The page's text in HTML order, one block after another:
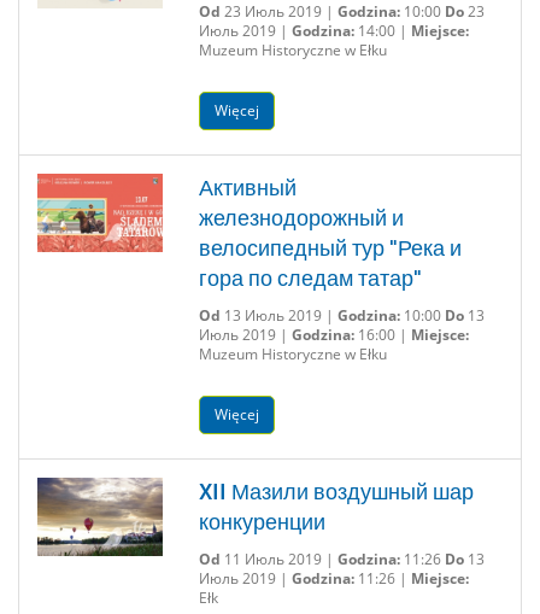
Od 23 Июль 2019 | Godzina:10:00 Do23
Июль 2019 | Godzina:14:00 | Miejsce:
Muzeum Historyczne w Ełku
Więcej
Активный
железнодорожный и
велосипедный тур "Река и
гора по следам татар"
Od 13 Июль 2019 | Godzina:10:00 Do13
Июль 2019 | Godzina:16:00 | Miejsce:
Muzeum Historyczne w Ełku
Więcej
XII Мазили воздушный шар
конкуренции
Od 11 Июль 2019 | Godzina:11:26 Do13
Июль 2019 | Godzina:11:26 | Miejsce:
Ełk